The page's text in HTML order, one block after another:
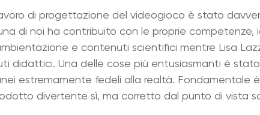
di progettazione del videogioco è stato
di noi ha contribuito con le proprie
e contenuti scientifici mentre Lisa
didattici. Una delle cose più entusiasmanti è
estremamente fedeli alla realtà. Fondamentale
divertente sì, ma corretto dal punto di vista